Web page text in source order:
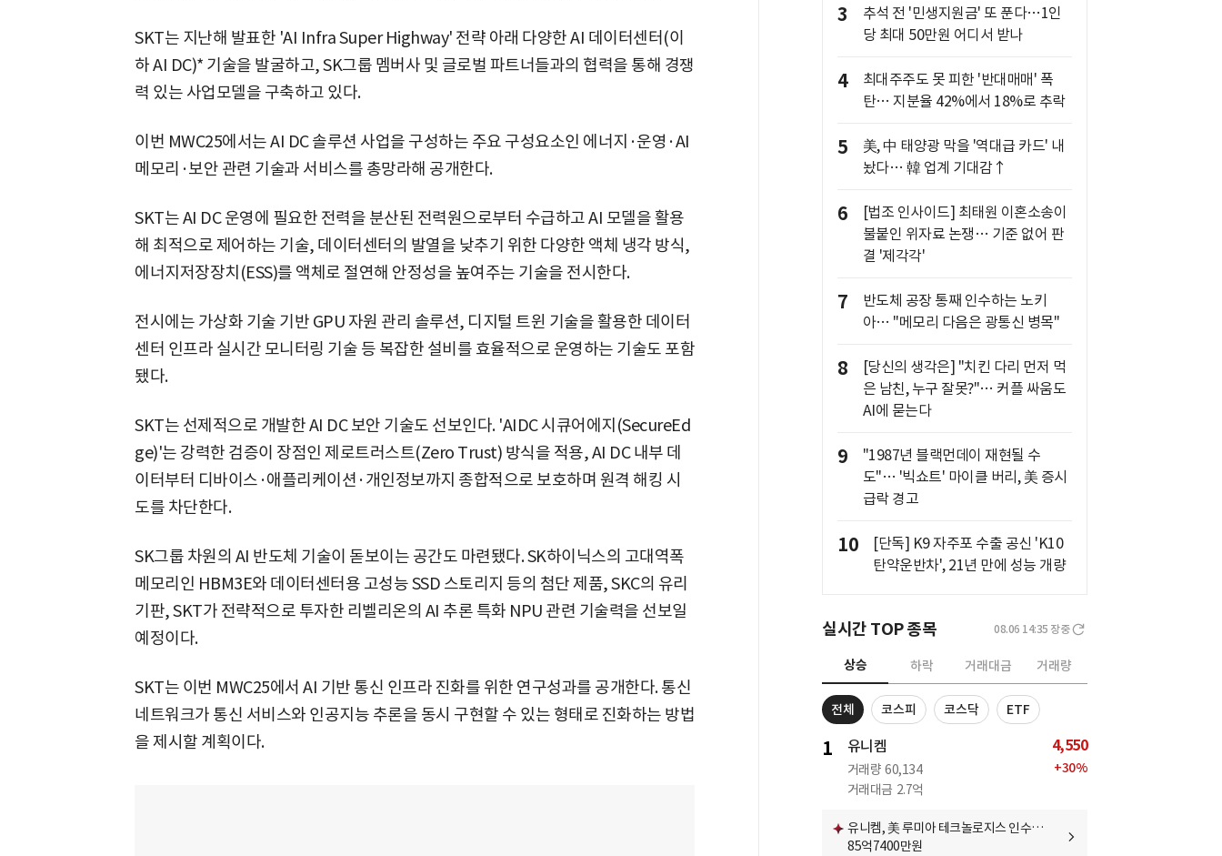
SKT는 지난해 발표한 'AI Infra Super Highway' 전략 아래 다양한 AI 데이터센터(이
하 AI DC)* 기술을 발굴하고, SK그룹 멤버사 및 글로벌 파트너들과의 협력을 통해 경쟁
력 있는 사업모델을 구축하고 있다.
이번 MWC25에서는 AI DC 솔루션 사업을 구성하는 주요 구성요소인 에너지·운영·AI
메모리·보안 관련 기술과 서비스를 총망라해 공개한다.
SKT는 AI DC 운영에 필요한 전력을 분산된 전력원으로부터 수급하고 AI 모델을 활용
해 최적으로 제어하는 기술, 데이터센터의 발열을 낮추기 위한 다양한 액체 냉각 방식,
에너지저장장치(ESS)를 액체로 절연해 안정성을 높여주는 기술을 전시한다.
전시에는 가상화 기술 기반 GPU 자원 관리 솔루션, 디지털 트윈 기술을 활용한 데이터
센터 인프라 실시간 모니터링 기술 등 복잡한 설비를 효율적으로 운영하는 기술도 포함
됐다.
SKT는 선제적으로 개발한 AI DC 보안 기술도 선보인다. 'AIDC 시큐어에지(SecureEd
ge)'는 강력한 검증이 장점인 제로트러스트(Zero Trust) 방식을 적용, AI DC 내부 데
이터부터 디바이스·애플리케이션·개인정보까지 종합적으로 보호하며 원격 해킹 시
도를 차단한다.
SK그룹 차원의 AI 반도체 기술이 돋보이는 공간도 마련됐다. SK하이닉스의 고대역폭
메모리인 HBM3E와 데이터센터용 고성능 SSD 스토리지 등의 첨단 제품, SKC의 유리
기판, SKT가 전략적으로 투자한 리벨리온의 AI 추론 특화 NPU 관련 기술력을 선보일
예정이다.
SKT는 이번 MWC25에서 AI 기반 통신 인프라 진화를 위한 연구성과를 공개한다. 통신
네트워크가 통신 서비스와 인공지능 추론을 동시 구현할 수 있는 형태로 진화하는 방법
을 제시할 계획이다.
3
추석 전 '민생지원금' 또 푼다…1인
당 최대 50만원 어디서 받나
4
최대주주도 못 피한 '반대매매' 폭
탄… 지분율 42%에서 18%로 추락
5
美, 中 태양광 막을 '역대급 카드' 내
놨다… 韓 업계 기대감↑
6
[법조 인사이드] 최태원 이혼소송이
불붙인 위자료 논쟁… 기준 없어 판
결 '제각각'
7
반도체 공장 통째 인수하는 노키
아… "메모리 다음은 광통신 병목"
8
[당신의 생각은] "치킨 다리 먼저 먹
은 남친, 누구 잘못?"… 커플 싸움도
AI에 묻는다
9
"1987년 블랙먼데이 재현될 수
도"… '빅쇼트' 마이클 버리, 美 증시
급락 경고
10
[단독] K9 자주포 수출 공신 'K10
탄약운반차', 21년 만에 성능 개량
실시간 TOP 종목 08.06 14:35 장중
상승 하락 거래대금 거래량
전체 코스피 코스닥 ETF
1 유니켐
거래량 60,134
거래대금 2.7억
4,550
+30%
유니켐, 美 루미아 테크놀로지스 인수…
85억7400만원